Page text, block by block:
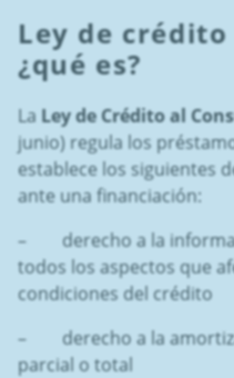
Ley de
¿qué es?
LaLey de Crédito al
junio) regula los
establece los siguientes
ante una financiación:
– derecho a la
todos los aspectos que
condiciones del crédito
– derecho a la
parcial o total